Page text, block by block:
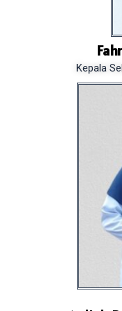
Kepala